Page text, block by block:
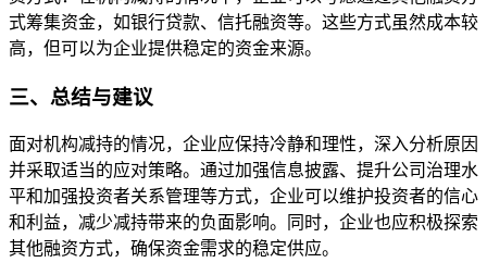
式筹集资金，如银行贷款、信托融资等。这些方式虽然成本较
高，但可以为企业提供稳定的资金来源。
三、总结与建议
面对机构减持的情况，企业应保持冷静和理性，深入分析原因
并采取适当的应对策略。通过加强信息披露、提升公司治理水
平和加强投资者关系管理等方式，企业可以维护投资者的信心
和利益，减少减持带来的负面影响。同时，企业也应积极探索
其他融资方式，确保资金需求的稳定供应。